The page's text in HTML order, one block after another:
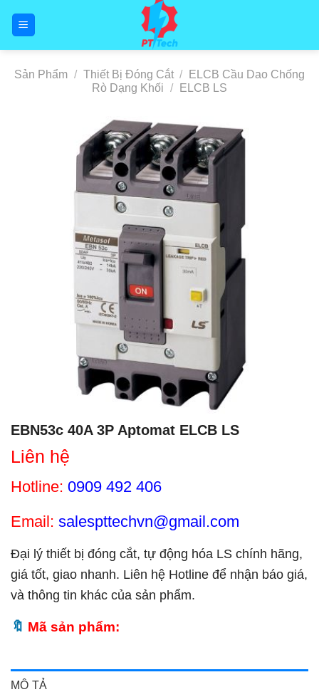
Sản Phẩm / Thiết Bị Đóng Cắt /
ELCB Cầu Dao Chống
Rò Dạng Khối / ELCB LS
EBN53c 40A 3P Aptomat ELCB LS
Liên hệ
Hotline: 0909 492 406
Email: salespttechvn@gmail.com
Đại lý thiết bị đóng cắt, tự động hóa LS chính hãng,
giá tốt, giao nhanh. Liên hệ Hotline để nhận báo giá,
và thông tin khác của sản phẩm.
Mã sản phẩm:
MÔ TẢ